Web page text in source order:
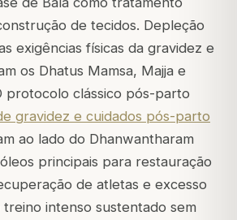
de tecidos. Depleção
exigências físicas da gravidez e
os Dhatus Mamsa, Majja e
protocolo clássico pós-parto
gravidez e cuidados pós-parto
ao lado do Dhanwantharam
principais para restauração
de atletas e excesso
intenso sustentado sem